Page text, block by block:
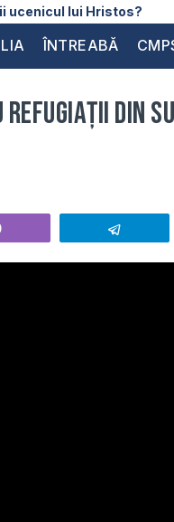
ucenicul lui Hristos?
ÎNTREABĂ
din